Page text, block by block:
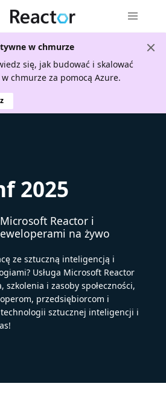
w chmurze
się, jak budować i skalować
chmurze za pomocą Azure.
2025
Reactor i
na żywo
ze sztuczną inteligencją i
Usługa Microsoft Reactor
i zasoby społeczności,
przedsiębiorcom i
sztucznej inteligencji i